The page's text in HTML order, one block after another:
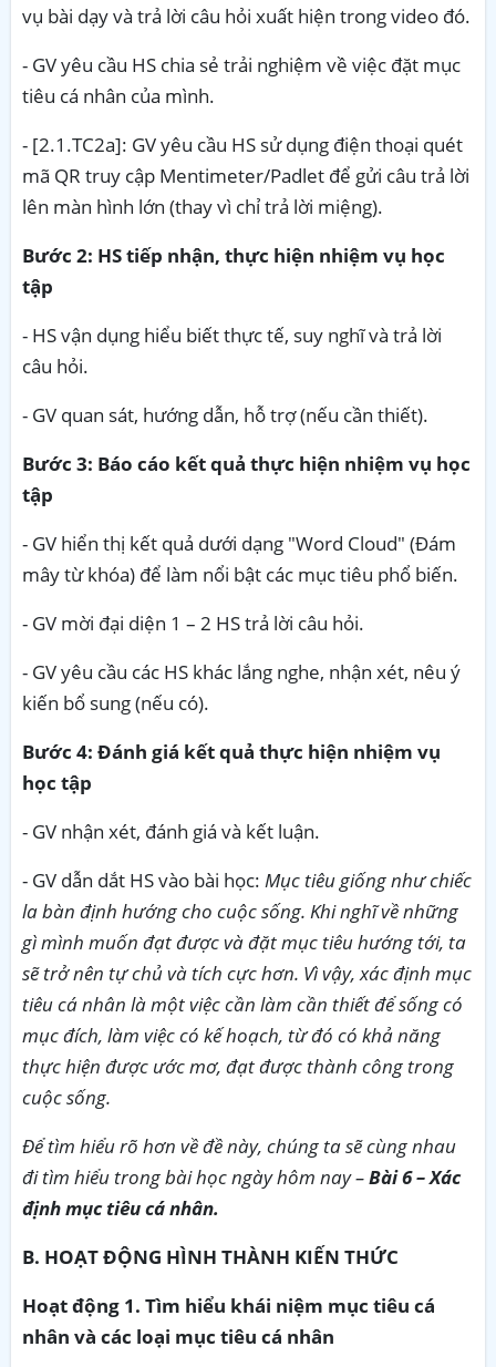
vụ bài dạy và trả lời câu hỏi xuất hiện trong video đó.
- GV yêu cầu HS chia sẻ trải nghiệm về việc đặt mục
tiêu cá nhân của mình.
- [2.1.TC2a]: GV yêu cầu HS sử dụng điện thoại quét
mã QR truy cập Mentimeter/Padlet để gửi câu trả lời
lên màn hình lớn (thay vì chỉ trả lời miệng).
Bước 2: HS tiếp nhận, thực hiện nhiệm vụ học
tập
- HS vận dụng hiểu biết thực tế, suy nghĩ và trả lời
câu hỏi.
- GV quan sát, hướng dẫn, hỗ trợ (nếu cần thiết).
Bước 3: Báo cáo kết quả thực hiện nhiệm vụ học
tập
- GV hiển thị kết quả dưới dạng "Word Cloud" (Đám
mây từ khóa) để làm nổi bật các mục tiêu phổ biến.
- GV mời đại diện 1 – 2 HS trả lời câu hỏi.
- GV yêu cầu các HS khác lắng nghe, nhận xét, nêu ý
kiến bổ sung (nếu có).
Bước 4: Đánh giá kết quả thực hiện nhiệm vụ
học tập
- GV nhận xét, đánh giá và kết luận.
- GV dẫn dắt HS vào bài học: Mục tiêu giống như chiếc
la bàn định hướng cho cuộc sống. Khi nghĩ về những
gì mình muốn đạt được và đặt mục tiêu hướng tới, ta
sẽ trở nên tự chủ và tích cực hơn. Vì vậy, xác định mục
tiêu cá nhân là một việc cần làm cần thiết để sống có
mục đích, làm việc có kế hoạch, từ đó có khả năng
thực hiện được ước mơ, đạt được thành công trong
cuộc sống.
Để tìm hiểu rõ hơn về đề này, chúng ta sẽ cùng nhau
đi tìm hiểu trong bài học ngày hôm nay –Bài 6 – Xác
định mục tiêu cá nhân.
B. HOẠT ĐỘNG HÌNH THÀNH KIẾN THỨC
Hoạt động 1. Tìm hiểu khái niệm mục tiêu cá
nhân và các loại mục tiêu cá nhân